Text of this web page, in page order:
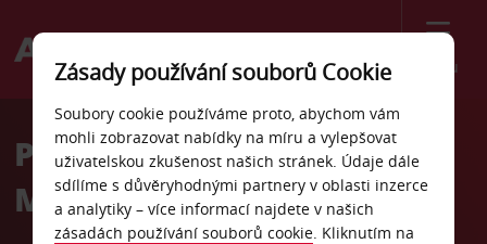
Menu
Welcome
AvisPronájem auta letiště
Maringa
Zásady používání souborů Cookie
Soubory cookie používáme proto, abychom vám
mohli zobrazovat nabídky na míru a vylepšovat
uživatelskou zkušenost našich stránek. Údaje dále
sdílíme s důvěryhodnými partnery v oblasti inzerce
a analytiky – více informací najdete v našich
zásadách používání souborů cookie. Kliknutím na